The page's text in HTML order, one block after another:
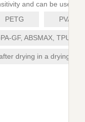
and can be used
PETG PVA
GF, ABSMAX, TPU-
drying in a drying